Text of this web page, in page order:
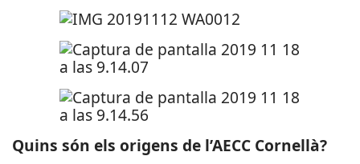
Quins són els origens de l’AECC Cornellà?